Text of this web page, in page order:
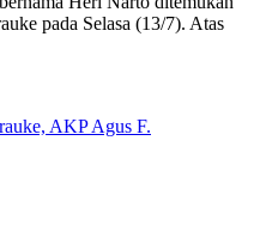
pada Selasa (13/7). Atas